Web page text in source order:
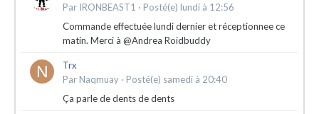
Par IRONBEAST1 · Posté(e) lundi à 12:56
Commande effectuée lundi dernier et réceptionnee ce
matin. Merci à @Andrea Roidbuddy
Trx
Par Naqmuay · Posté(e) samedi à 20:40
Ça parle de dents de dents